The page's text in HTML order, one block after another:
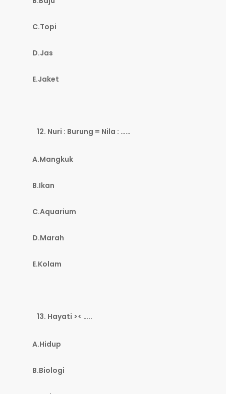
C.Topi
D.Jas
E.Jaket
Nuri : Burung = Nila : ……
A.Mangkuk
B.Ikan
C.Aquarium
D.Marah
E.Kolam
Hayati >< …..
A.Hidup
B.Biologi